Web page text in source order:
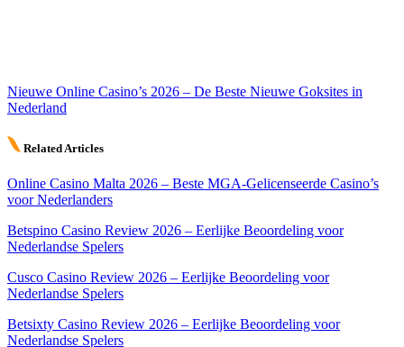
Nieuwe Online Casino’s 2026 – De Beste Nieuwe Goksites in
Nederland
Related Articles
Online Casino Malta 2026 – Beste MGA-Gelicenseerde Casino’s
voor Nederlanders
Betspino Casino Review 2026 – Eerlijke Beoordeling voor
Nederlandse Spelers
Cusco Casino Review 2026 – Eerlijke Beoordeling voor
Nederlandse Spelers
Betsixty Casino Review 2026 – Eerlijke Beoordeling voor
Nederlandse Spelers